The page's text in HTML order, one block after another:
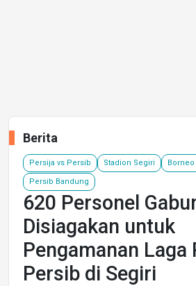
Berita
Persija vs Persib Stadion Segiri Borneo
Persib Bandung
620 Personel
Disiagakan untuk
Pengamanan Laga
Persib di Segiri